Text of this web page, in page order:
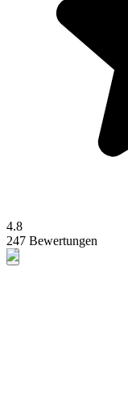
4.8
247 Bewertungen